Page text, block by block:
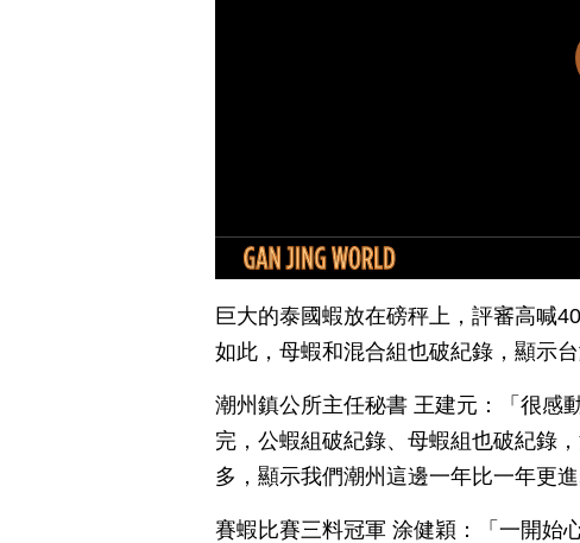
巨大的泰國蝦放在磅秤上，評審高喊
如此，母蝦和混合組也破紀錄，顯示
潮州鎮公所主任秘書 王建元：「很感
完，公蝦組破紀錄、母蝦組也破紀錄
多，顯示我們潮州這邊一年比一年更
賽蝦比賽三料冠軍 涂健穎：「一開始